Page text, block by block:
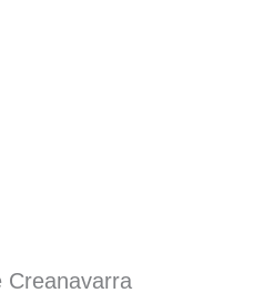
Creanavarra